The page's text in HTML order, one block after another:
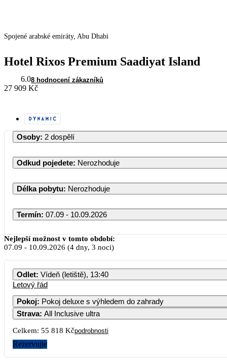
Spojené arabské emiráty, Abu Dhabi
Hotel Rixos Premium Saadiyat Island
6.08 hodnocení zákazníků
27 909 Kč
Osoby: 2 dospělí
Odkud pojedete: Nerozhoduje
Délka pobytu: Nerozhoduje
Termín: 07.09 - 10.09.2026
Září 2026
PO ÚT ST ČT PÁ
26 909 33 839 26 039 32
Nejlepší možnost v tomto období:
07.09 - 10.09.2026 (4 dny, 3 noci)
Odlet: Vídeň (letiště), 13:40
Letový řád
Pokoj:
Pokoj deluxe s výhledem do zahrady
Strava: All Inclusive ultra
Celkem: 55 818 Kčpodrobnosti
Rezervujte